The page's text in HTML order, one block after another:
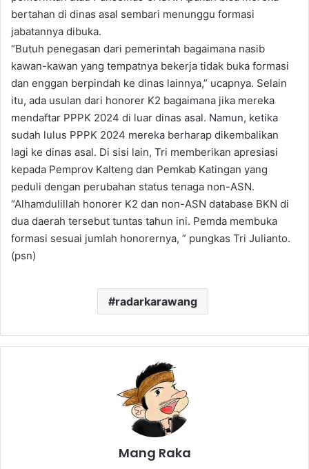
bertahan di dinas asal sembari menunggu formasi
jabatannya dibuka.
“Butuh penegasan dari pemerintah bagaimana nasib
kawan-kawan yang tempatnya bekerja tidak buka formasi
dan enggan berpindah ke dinas lainnya,” ucapnya. Selain
itu, ada usulan dari honorer K2 bagaimana jika mereka
mendaftar PPPK 2024 di luar dinas asal. Namun, ketika
sudah lulus PPPK 2024 mereka berharap dikembalikan
lagi ke dinas asal. Di sisi lain, Tri memberikan apresiasi
kepada Pemprov Kalteng dan Pemkab Katingan yang
peduli dengan perubahan status tenaga non-ASN.
“Alhamdulillah honorer K2 dan non-ASN database BKN di
dua daerah tersebut tuntas tahun ini. Pemda membuka
formasi sesuai jumlah honorernya, ” pungkas Tri Julianto.
(psn)
radarkarawang
Mang Raka